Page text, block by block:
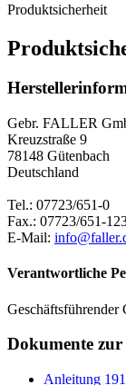
Produktsicherheit
Gebr. FALLER
Kreuzstraße 9
78148 Gütenbach
Deutschland
Tel.: 07723/651-0
Fax.: 07723/651-
E-Mail:
Verantwortliche
Geschäftsführender
Dokumente
Anleitung